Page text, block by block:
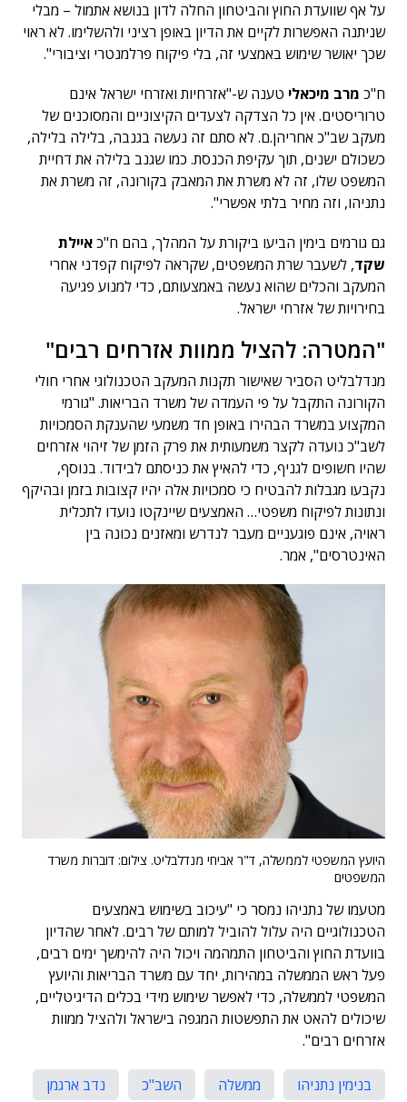
על אף שוועדת החוץ והביטחון החלה לדון בנושא אתמול – מבלי
שניתנה האפשרות לקיים את הדיון באופן רציני ולהשלימו. לא ראוי
שכך יאושר שימוש באמצעי זה, בלי פיקוח פרלמנטרי וציבורי".
ח"כ מרב מיכאלי טענה ש-"אזרחיות ואזרחי ישראל אינם
טרוריסטים. אין כל הצדקה לצעדים הקיצוניים והמסוכנים של
מעקב שב"כ אחריהן.ם. לא סתם זה נעשה בגנבה, בלילה בלילה,
כשכולם ישנים, תוך עקיפת הכנסת. כמו שגנב בלילה את דחיית
המשפט שלו, זה לא משרת את המאבק בקורונה, זה משרת את
נתניהו, וזה מחיר בלתי אפשרי".
גם גורמים בימין הביעו ביקורת על המהלך, בהם ח"כאיילת
שקד, לשעבר שרת המשפטים, שקראה לפיקוח קפדני אחרי
המעקב והכלים שהוא נעשה באמצעותם, כדי למנוע פגיעה
בחירויות של אזרחי ישראל.
"המטרה: להציל ממוות אזרחים רבים"
מנדלבליט הסביר שאישור תקנות המעקב הטכנולוגי אחרי חולי
הקורונה התקבל על פי העמדה של משרד הבריאות. "גורמי
המקצוע במשרד הבהירו באופן חד משמעי שהענקת הסמכויות
לשב"כ נועדה לקצר משמעותית את פרק הזמן של זיהוי אזרחים
שהיו חשופים לגניף, כדי להאיץ את כניסתם לבידוד. בנוסף,
נקבעו מגבלות להבטיח כי סמכויות אלה יהיו קצובות בזמן ובהיקף
ונתונות לפיקוח משפטי… האמצעים שיינקטו נועדו לתכלית
ראויה, אינם פוגעניים מעבר לנדרש ומאזנים נכונה בין
האינטרסים", אמר.
היועץ המשפטי לממשלה, ד"ר אביחי מנדלבליט. צילום: דוברות משרד
המשפטים
מטעמו של נתניהו נמסר כי "עיכוב בשימוש באמצעים
הטכנולוגיים היה עלול להוביל למותם של רבים. לאחר שהדיון
בוועדת החוץ והביטחון התמהמה ויכול היה להימשך ימים רבים,
פעל ראש הממשלה במהירות, יחד עם משרד הבריאות והיועץ
המשפטי לממשלה, כדי לאפשר שימוש מידי בכלים הדיגיטליים,
שיכולים להאט את התפשטות המגפה בישראל ולהציל ממוות
אזרחים רבים".
בנימין נתניהו ממשלה השב"כ
נדב ארגמן